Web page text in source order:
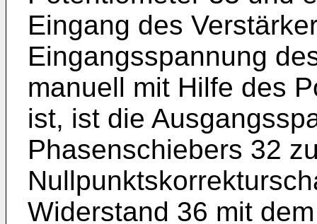
Eingang des
Eingangsspannung
manuell mit Hilfe des
ist, ist die
Phasenschiebers 32
Widerstand 36 mit